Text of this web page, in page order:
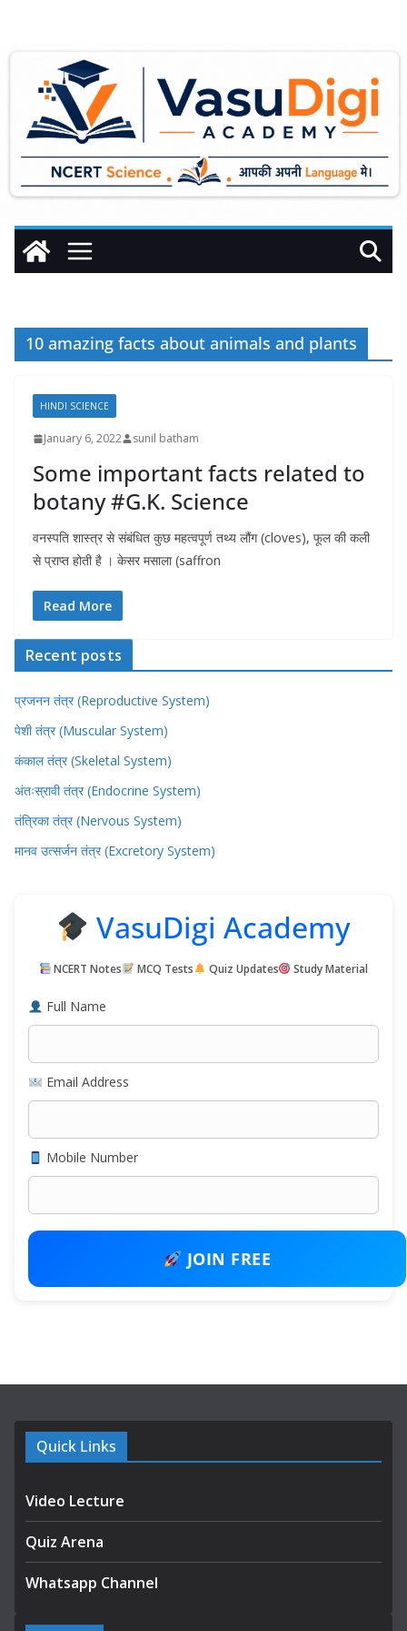
10 amazing facts about animals and plants
HINDI SCIENCE
January 6, 2022 sunil batham
Some important facts related to
botany #G.K. Science
वनस्पति शास्त्र से संबंधित कुछ महत्वपूर्ण तथ्य लौंग (cloves), फूल की कली
से प्राप्त होती है । केसर मसाला (saffron
Read More
Recent posts
प्रजनन तंत्र (Reproductive System)
पेशी तंत्र (Muscular System)
कंकाल तंत्र (Skeletal System)
अंतःस्रावी तंत्र (Endocrine System)
तंत्रिका तंत्र (Nervous System)
मानव उत्सर्जन तंत्र (Excretory System)
VasuDigi Academy
NCERT Notes MCQ Tests Quiz Updates Study Material
Full Name
Email Address
Mobile Number
JOIN FREE
Quick Links
Video Lecture
Quiz Arena
Whatsapp Channel